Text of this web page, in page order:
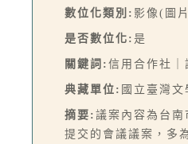
數位化類別: 影像(圖
是否數位化: 是
關鍵詞: 信用合作社｜
典藏單位: 國立臺灣文
摘要: 議案內容為台南
提交的會議議案，多